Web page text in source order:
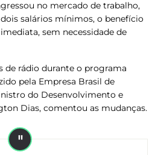
no mercado de trabalho,
salários mínimos, o benefício
sem necessidade de
de rádio durante o programa
pela Empresa Brasil de
do Desenvolvimento e
Dias, comentou as mudanças.